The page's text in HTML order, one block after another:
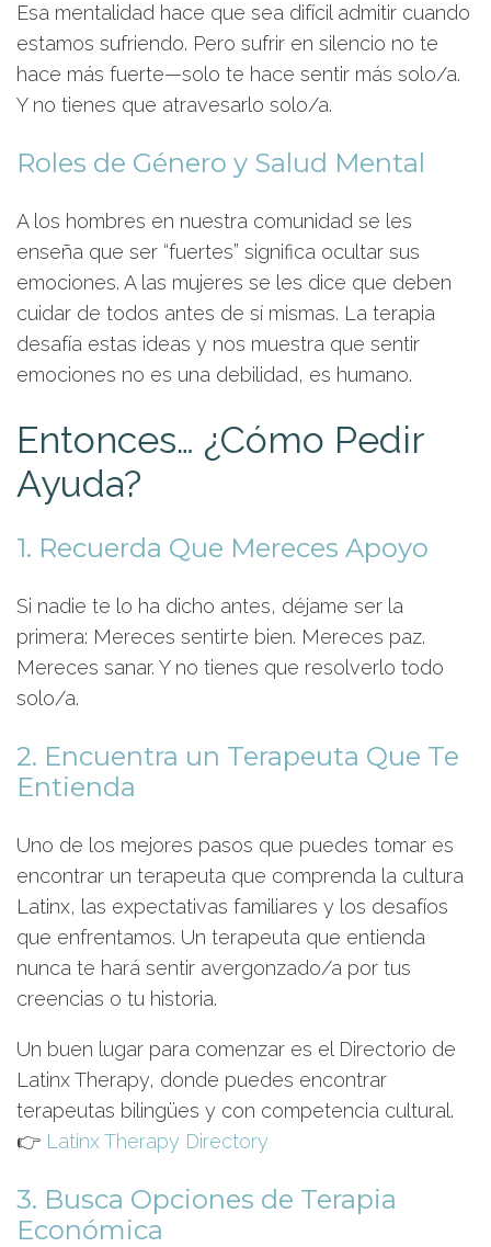
Esa mentalidad hace que sea difícil admitir cuando
estamos sufriendo. Pero sufrir en silencio no te
hace más fuerte—solo te hace sentir más solo/a.
Y no tienes que atravesarlo solo/a.
Roles de Género y Salud Mental
A los hombres en nuestra comunidad se les
enseña que ser “fuertes” significa ocultar sus
emociones. A las mujeres se les dice que deben
cuidar de todos antes de sí mismas. La terapia
desafía estas ideas y nos muestra que sentir
emociones no es una debilidad, es humano.
Entonces… ¿Cómo Pedir
Ayuda?
1. Recuerda Que Mereces Apoyo
Si nadie te lo ha dicho antes, déjame ser la
primera: Mereces sentirte bien. Mereces paz.
Mereces sanar. Y no tienes que resolverlo todo
solo/a.
2. Encuentra un Terapeuta Que Te
Entienda
Uno de los mejores pasos que puedes tomar es
encontrar un terapeuta que comprenda la cultura
Latinx, las expectativas familiares y los desafíos
que enfrentamos. Un terapeuta que entienda
nunca te hará sentir avergonzado/a por tus
creencias o tu historia.
Un buen lugar para comenzar es el Directorio de
Latinx Therapy, donde puedes encontrar
terapeutas bilingües y con competencia cultural.
👉 Latinx Therapy Directory
3. Busca Opciones de Terapia
Económica